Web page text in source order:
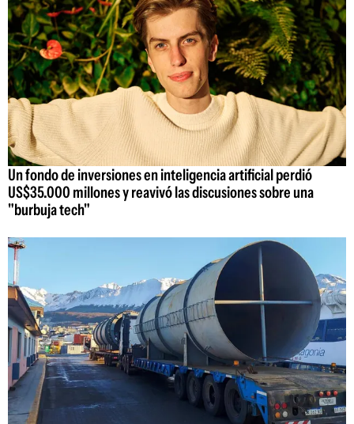
Un fondo de inversiones en inteligencia artificial perdió
US$35.000 millones y reavivó las discusiones sobre una
"burbuja tech"